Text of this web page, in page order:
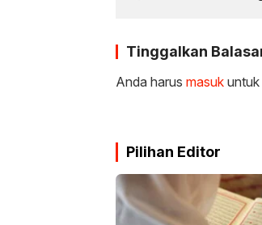
Tinggalkan
Anda harus masuk untuk
Pilihan Editor